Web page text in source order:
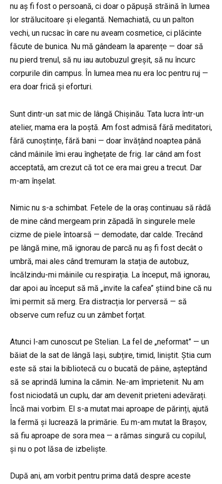
nu aș fi fost o persoană, ci doar o păpușă străină în lumea
lor strălucitoare și elegantă. Nemachiată, cu un palton
vechi, un rucsac în care nu aveam cosmetice, ci plăcinte
făcute de bunica. Nu mă gândeam la aparențe — doar să
nu pierd trenul, să nu iau autobuzul greșit, să nu încurc
corpurile din campus. În lumea mea nu era loc pentru ruj —
era doar frică și eforturi.
Sunt dintr-un sat mic de lângă Chișinău. Tata lucra într-un
atelier, mama era la poștă. Am fost admisă fără meditatori,
fără cunoștințe, fără bani — doar învățând noaptea până
când mâinile îmi erau înghețate de frig. Iar când am fost
acceptată, am crezut că tot ce era mai greu a trecut. Dar
m-am înșelat.
Nimic nu s-a schimbat. Fetele de la oraș continuau să râdă
de mine când mergeam prin zăpadă în singurele mele
cizme de piele întoarsă — demodate, dar calde. Trecând
pe lângă mine, mă ignorau de parcă nu aș fi fost decât o
umbră, mai ales când tremuram la stația de autobuz,
încălzindu-mi mâinile cu respirația. La început, mă ignorau,
dar apoi au început să mă „invite la cafea” știind bine că nu
îmi permit să merg. Era distracția lor perversă — să
observe cum refuz cu un zâmbet forțat.
Atunci l-am cunoscut pe Stelian. La fel de „neformat” — un
băiat de la sat de lângă Iași, subțire, timid, liniștit. Știa cum
este să stai la bibliotecă cu o bucată de pâine, așteptând
să se aprindă lumina la cămin. Ne-am împrietenit. Nu am
fost niciodată un cuplu, dar am devenit prieteni adevărați.
Încă mai vorbim. El s-a mutat mai aproape de părinți, ajută
la fermă și lucrează la primărie. Eu m-am mutat la Brașov,
să fiu aproape de sora mea — a rămas singură cu copilul,
și nu o pot lăsa de izbeliște.
După ani, am vorbit pentru prima dată despre aceste